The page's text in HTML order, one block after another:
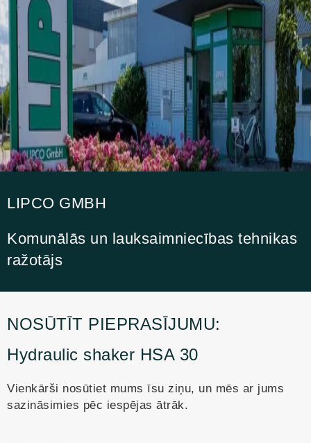
LIPCO GMBH
Komunālās un lauksaimniecības tehnikas
ražotājs
NOSŪTĪT PIEPRASĪJUMU:
Hydraulic shaker HSA 30
Vienkārši nosūtiet mums īsu ziņu, un mēs ar jums
sazināsimies pēc iespējas ātrāk.